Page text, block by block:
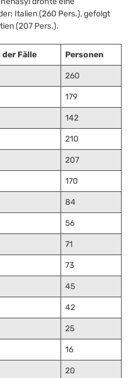
Italien (260 Pers.), gefolgt
(207 Pers.).
der Fälle Personen
260
179
142
210
207
170
84
56
71
73
45
42
25
16
20